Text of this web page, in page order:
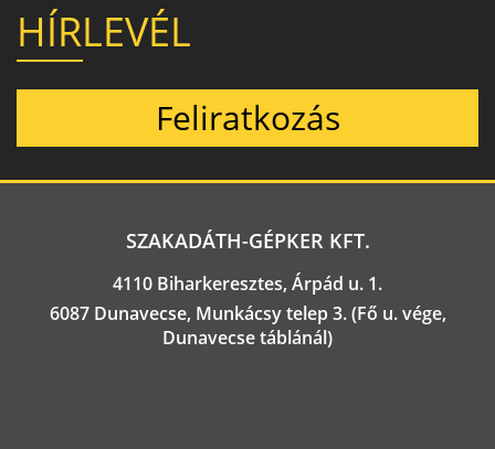
HÍRLEVÉL
Feliratkozás
SZAKADÁTH-GÉPKER KFT.
4110 Biharkeresztes, Árpád u. 1.
6087 Dunavecse, Munkácsy telep 3. (Fő u. vége,
Dunavecse táblánál)